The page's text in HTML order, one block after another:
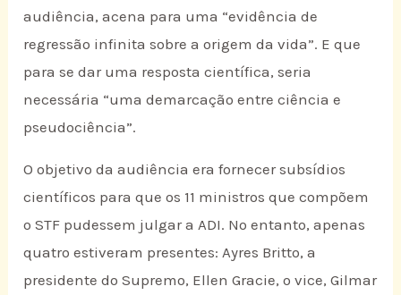
audiência, acena para uma “evidência de
regressão infinita sobre a origem da vida”. E que
para se dar uma resposta científica, seria
necessária “uma demarcação entre ciência e
pseudociência”.
O objetivo da audiência era fornecer subsídios
científicos para que os 11 ministros que compõem
o STF pudessem julgar a ADI. No entanto, apenas
quatro estiveram presentes: Ayres Britto, a
presidente do Supremo, Ellen Gracie, o vice, Gilmar